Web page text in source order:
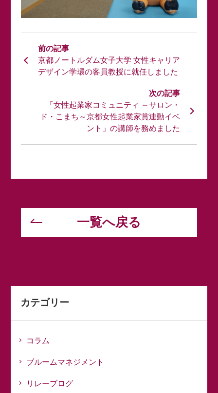
京都ノートルダム女子大学 女性キャリア
デザイン学環の客員教授に就任しました
「女性起業家コミュニティ ～サロン・
ド・こまち～京都女性起業家賞連動イベ
ント」の講師を務めました
一覧へ戻る
カテゴリー
コラム
ブルームマネジメント
リレーブログ